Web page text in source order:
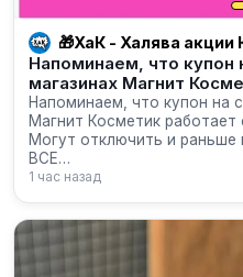
🎁ХаК - Халява акции
Напоминаем, что купон
магазинах Магнит
Напоминаем, что купон на
Магнит Косметик
Могут отключить и раньше
ВСЕ…
1 час назад